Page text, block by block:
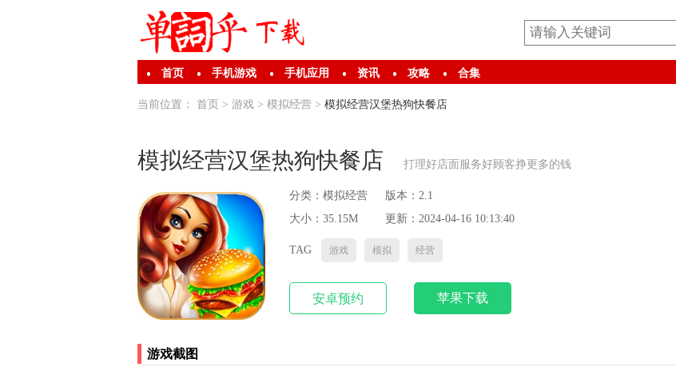
首页 手机游戏 手机应用 资讯 攻略 合集
当前位置： 首页 > 游戏 > 模拟经营 > 模拟经营汉堡热狗快餐店
模拟经营汉堡热狗快餐店 打理好店面服务好顾客挣更多的钱
分类： 模拟经营
版本：2.1
大小：35.15M
更新：2024-04-16 10:13:40
TAG 游戏 模拟 经营
安卓预约 苹果下载
游戏截图